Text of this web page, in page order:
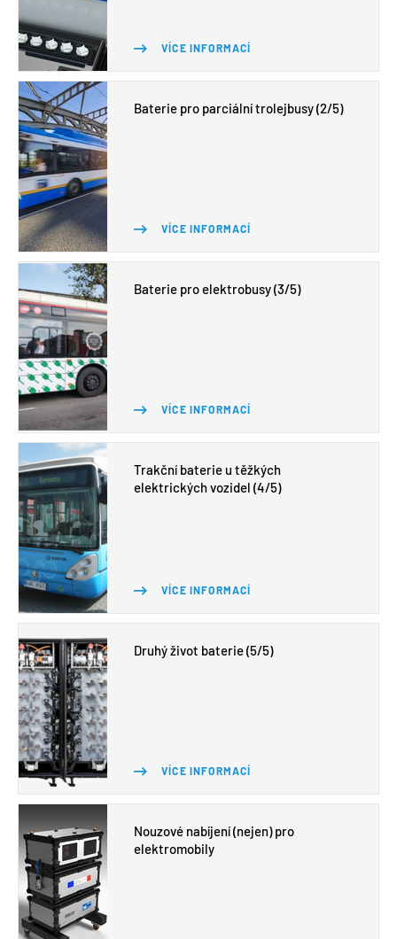
VÍCE INFORMACÍ
Baterie pro parciální trolejbusy (2/5)
VÍCE INFORMACÍ
Baterie pro elektrobusy (3/5)
VÍCE INFORMACÍ
Trakční baterie u těžkých
elektrických vozidel (4/5)
VÍCE INFORMACÍ
Druhý život baterie (5/5)
VÍCE INFORMACÍ
Nouzové nabíjení (nejen) pro
elektromobily